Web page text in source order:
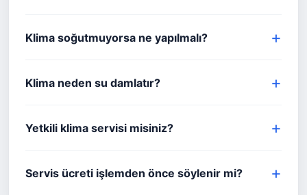
Klima soğutmuyorsa ne yapılmalı?
Klima neden su damlatır?
Yetkili klima servisi misiniz?
Servis ücreti işlemden önce söylenir mi?